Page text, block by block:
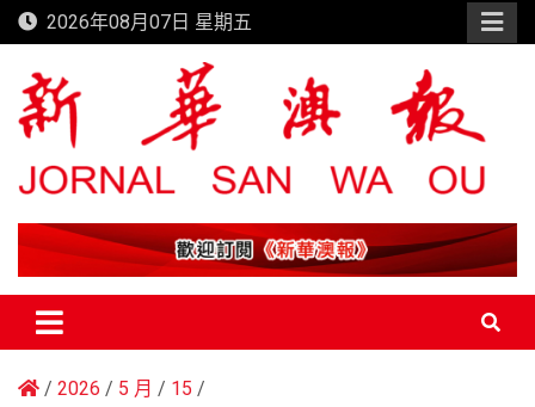
Skip
to
content
2026年08月07日 星期五
新華澳報
2026 5 月
15